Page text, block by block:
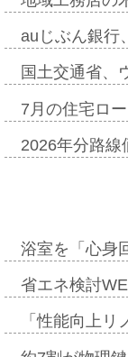
auじぶん銀行
国土交通省、
7月の住宅ロ
2026年分路
浴室を「心身
省エネ検討
「性能向上